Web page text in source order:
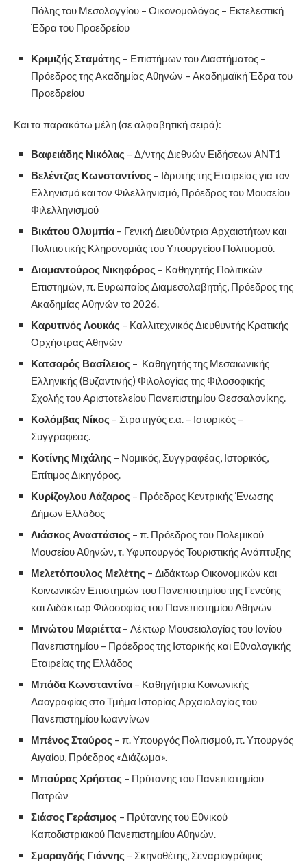
Πόλης του Μεσολογγίου – Οικονομολόγος – Εκτελεστική
Έδρα του Προεδρείου
Κριμιζής Σταμάτης – Επιστήμων του Διαστήματος –
Πρόεδρος της Ακαδημίας Αθηνών – Ακαδημαϊκή Έδρα του
Προεδρείου
Και τα παρακάτω μέλη (σε αλφαβητική σειρά):
Βαφειάδης Νικόλας – Δ/ντης Διεθνών Ειδήσεων ΑΝΤ1
Βελέντζας Κωνσταντίνος – Ιδρυτής της Εταιρείας για τον
Ελληνισμό και τον Φιλελληνισμό, Πρόεδρος του Μουσείου
Φιλελληνισμού
Βικάτου Ολυμπία – Γενική Διευθύντρια Αρχαιοτήτων και
Πολιτιστικής Κληρονομιάς του Υπουργείου Πολιτισμού.
Διαμαντούρος Νικηφόρος – Καθηγητής Πολιτικών
Επιστημών, π. Ευρωπαίος Διαμεσολαβητής, Πρόεδρος της
Ακαδημίας Αθηνών το 2026.
Καρυτινός Λουκάς – Καλλιτεχνικός Διευθυντής Κρατικής
Ορχήστρας Αθηνών
Κατσαρός Βασίλειος – Καθηγητής της Μεσαιωνικής
Ελληνικής (Βυζαντινής) Φιλολογίας της Φιλοσοφικής
Σχολής του Αριστοτελείου Πανεπιστημίου Θεσσαλονίκης.
Κολόμβας Νίκος – Στρατηγός ε.α. – Ιστορικός –
Συγγραφέας.
Κοτίνης Μιχάλης – Νομικός, Συγγραφέας, Ιστορικός,
Επίτιμος Δικηγόρος.
Κυρίζογλου Λάζαρος – Πρόεδρος Κεντρικής Ένωσης
Δήμων Ελλάδος
Λιάσκος Αναστάσιος – π. Πρόεδρος του Πολεμικού
Μουσείου Αθηνών, τ. Υφυπουργός Τουριστικής Ανάπτυξης
Μελετόπουλος Μελέτης – Διδάκτωρ Οικονομικών και
Κοινωνικών Επιστημών του Πανεπιστημίου της Γενεύης
και Διδάκτωρ Φιλοσοφίας του Πανεπιστημίου Αθηνών
Μινώτου Μαριέττα – Λέκτωρ Μουσειολογίας του Ιονίου
Πανεπιστημίου – Πρόεδρος της Ιστορικής και Εθνολογικής
Εταιρείας της Ελλάδος
Μπάδα Κωνσταντίνα – Καθηγήτρια Κοινωνικής
Λαογραφίας στο Τμήμα Ιστορίας Αρχαιολογίας του
Πανεπιστημίου Ιωαννίνων
Μπένος Σταύρος – π. Υπουργός Πολιτισμού, π. Υπουργός
Αιγαίου, Πρόεδρος «Διάζωμα».
Μπούρας Χρήστος – Πρύτανης του Πανεπιστημίου
Πατρών
Σιάσος Γεράσιμος – Πρύτανης του Εθνικού
Καποδιστριακού Πανεπιστημίου Αθηνών.
Σμαραγδής Γιάννης – Σκηνοθέτης, Σεναριογράφος